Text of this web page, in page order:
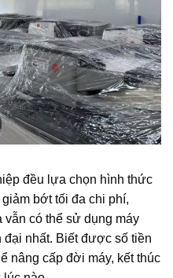
đều lựa chọn hình thức
bớt tối đa chi phí,
vẫn có thể sử dụng máy
nhất. Biết được số tiền
nâng cấp đời máy, kết thúc